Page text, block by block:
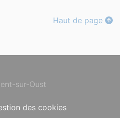
Haut de page
sur-Oust
des cookies